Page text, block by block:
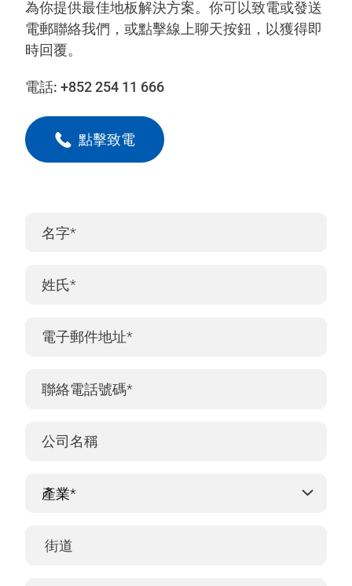
為你提供最佳地板解決方案。你可以致電或發送
電郵聯絡我們，或點擊線上聊天按鈕，以獲得即
時回覆。
電話: +852 254 11 666
點擊致電